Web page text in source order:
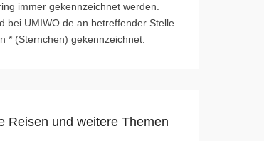
immer gekennzeichnet werden.
bei UMIWO.de an betreffender Stelle
* (Sternchen) gekennzeichnet.
Reisen und weitere Themen